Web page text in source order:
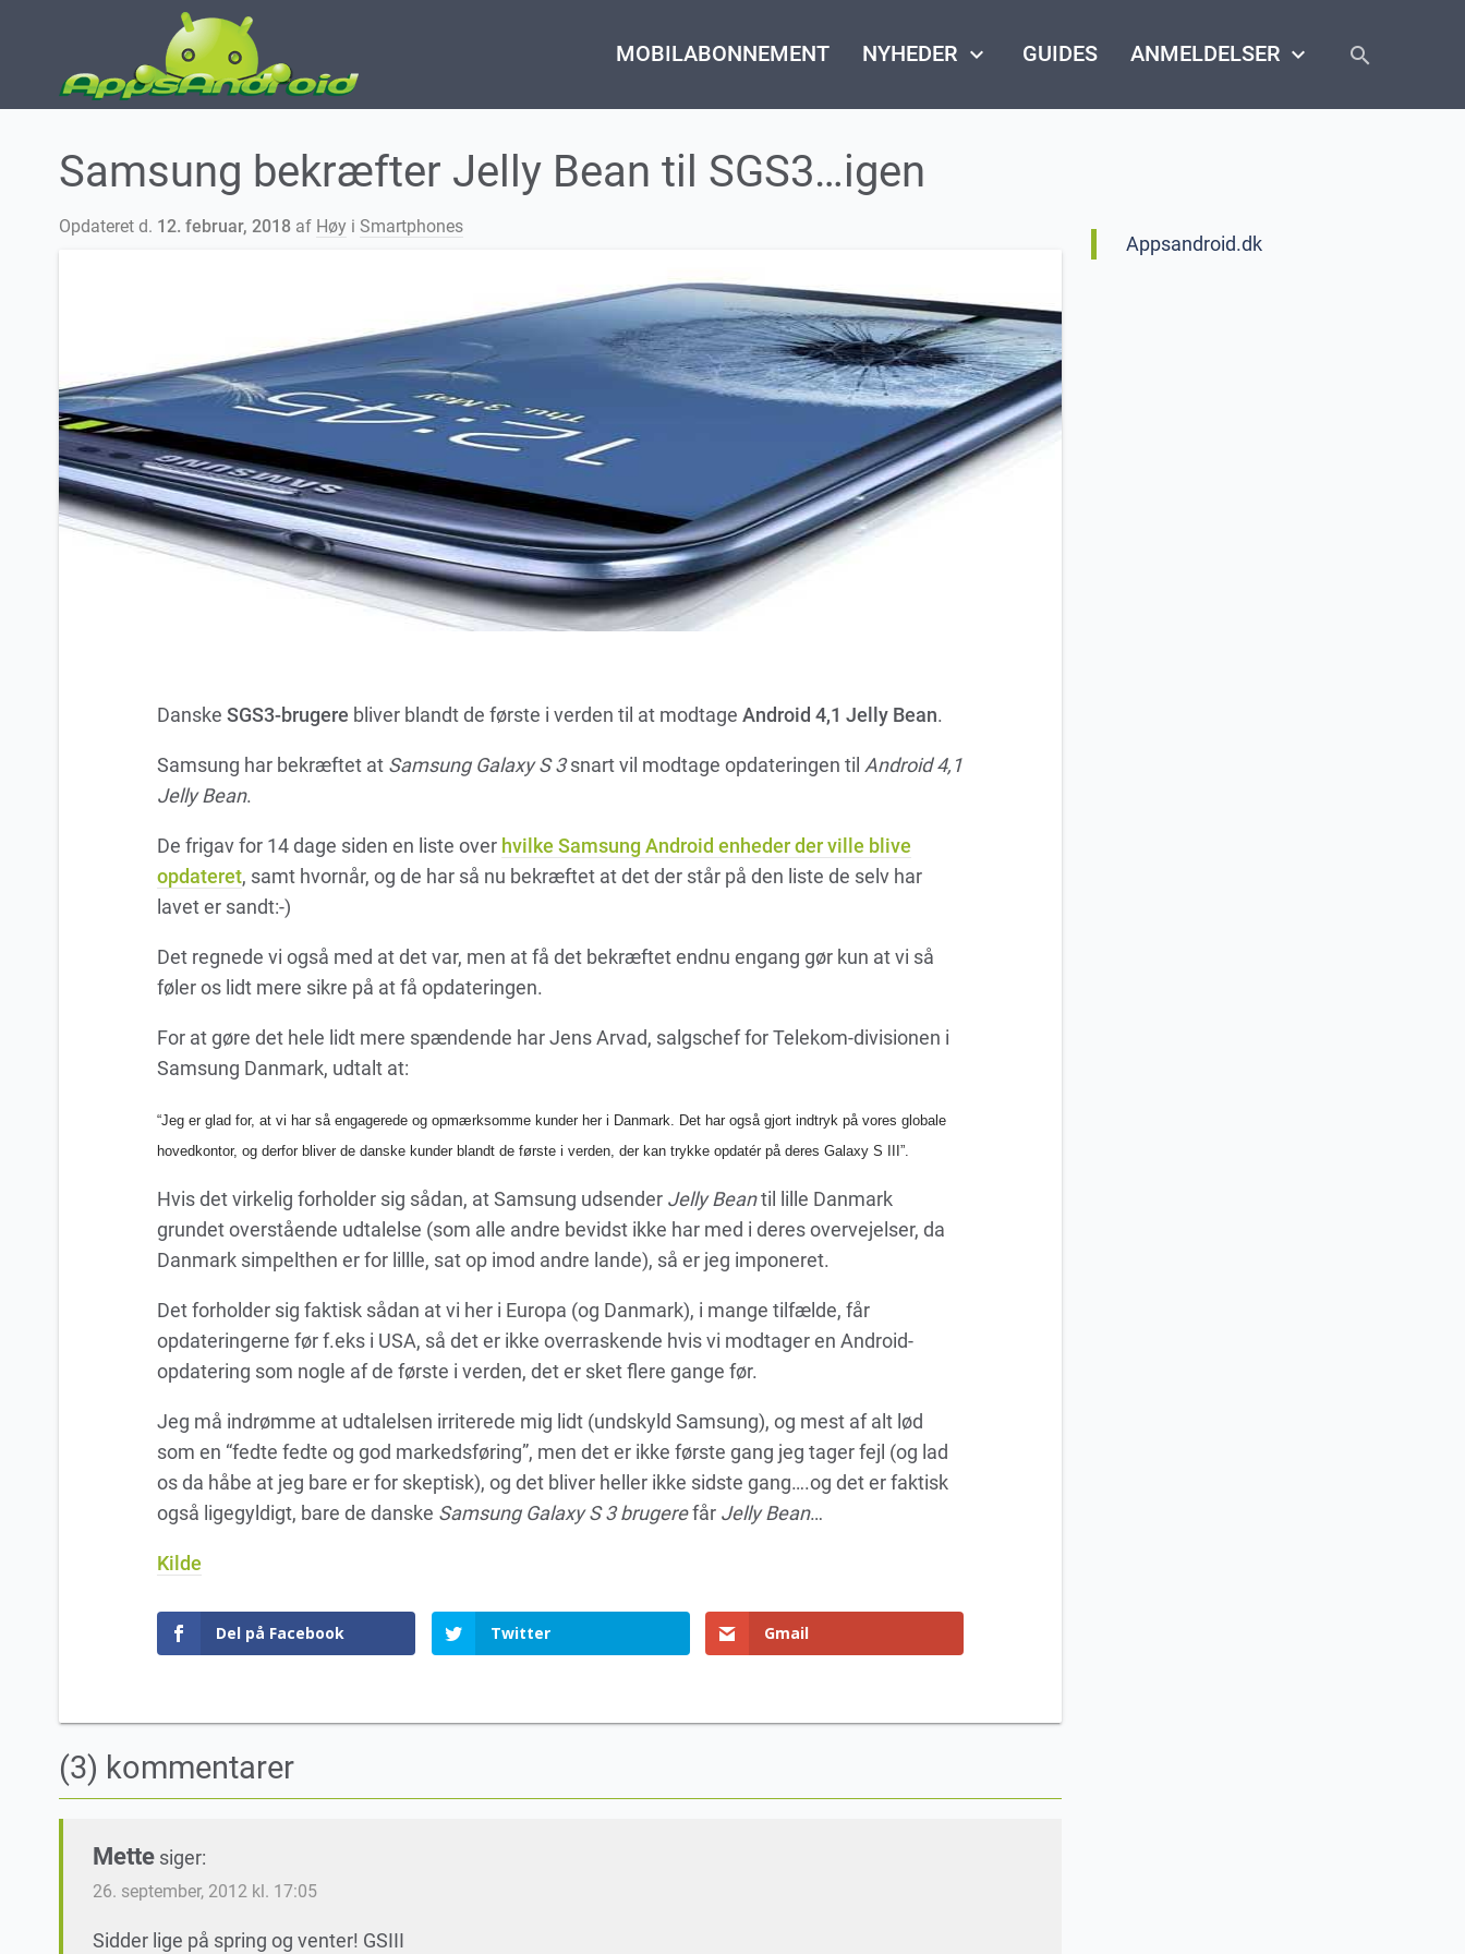
MOBILABONNEMENT NYHEDER keyboard_arrow_down GUIDES ANMELDELSER keyboard_arrow_down search
close
Samsung bekræfter Jelly Bean til SGS3…igen
Opdateret d. 12. februar, 2018af Høyi Smartphones
Danske SGS3-brugere bliver blandt de første i verden til at modtage Android 4,1 Jelly Bean.
Samsung har bekræftet at Samsung Galaxy S 3snart vil modtage opdateringen til Android 4,1
Jelly Bean.
De frigav for 14 dage siden en liste over hvilke Samsung Android enheder der ville blive
opdateret, samt hvornår, og de har så nu bekræftet at det der står på den liste de selv har
lavet er sandt:-)
Det regnede vi også med at det var, men at få det bekræftet endnu engang gør kun at vi så
føler os lidt mere sikre på at få opdateringen.
For at gøre det hele lidt mere spændende har Jens Arvad, salgschef for Telekom-divisionen i
Samsung Danmark, udtalt at:
“Jeg er glad for, at vi har så engagerede og opmærksomme kunder her i Danmark. Det har også gjort indtryk på vores globale
hovedkontor, og derfor bliver de danske kunder blandt de første i verden, der kan trykke opdatér på deres Galaxy S III”.
Hvis det virkelig forholder sig sådan, at Samsung udsender Jelly Beantil lille Danmark
grundet overstående udtalelse (som alle andre bevidst ikke har med i deres overvejelser, da
Danmark simpelthen er for lillle, sat op imod andre lande), så er jeg imponeret.
Det forholder sig faktisk sådan at vi her i Europa (og Danmark), i mange tilfælde, får
opdateringerne før f.eks i USA, så det er ikke overraskende hvis vi modtager en Android-
opdatering som nogle af de første i verden, det er sket flere gange før.
Jeg må indrømme at udtalelsen irriterede mig lidt (undskyld Samsung), og mest af alt lød
som en “fedte fedte og god markedsføring”, men det er ikke første gang jeg tager fejl (og lad
os da håbe at jeg bare er for skeptisk), og det bliver heller ikke sidste gang….og det er faktisk
også ligegyldigt, bare de danske Samsung Galaxy S 3 brugerefår Jelly Bean…
Kilde
Del på Facebook Twitter Gmail
(3) kommentarer
Mette siger:
26. september, 2012 kl. 17:05
Sidder lige på spring og venter! GSIII
Appsandroid.dk